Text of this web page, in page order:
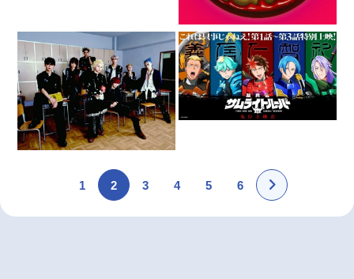
1 2 3 4 5 6